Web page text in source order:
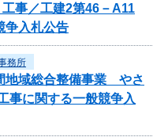
事／工建2第46－A11
争入札公告
務所
地域総合整備事業 やさ
に関する一般競争入